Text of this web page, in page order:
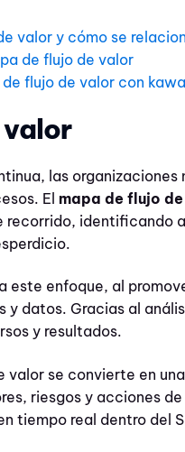
valor y cómo se
de flujo de valor
flujo de valor con
valor
las
El mapa de flujo
recorrido, identificando
este enfoque, al
y datos. Gracias al
y resultados.
valor se convierte en
riesgos y acciones
tiempo real dentro del